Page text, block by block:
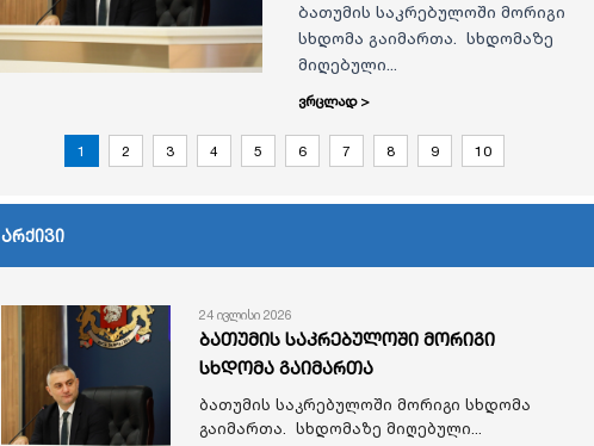
ბათუმის საკრებულოში მორიგი
სხდომა გაიმართა. სხდომაზე
მიღებული...
ვრცლად >
1 2 3 4 5 6 7 8 9 10
არქივი
24 ივლისი 2026
ბათუმის საკრებულოში მორიგი
სხდომა გაიმართა
ბათუმის საკრებულოში მორიგი სხდომა
გაიმართა. სხდომაზე მიღებული...